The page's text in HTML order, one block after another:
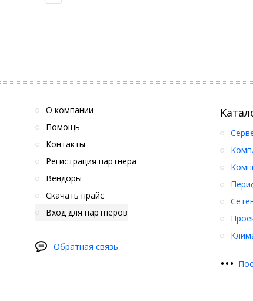
О компании
Помощь
Контакты
Регистрация партнера
Вендоры
Скачать прайс
Вход для партнеров
Обратная связь
•••